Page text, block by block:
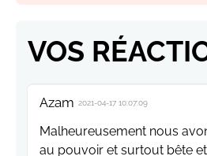
VOS
Azam 2021-04-17 10:07:09
Malheureusement nous
au pouvoir et surtout bête